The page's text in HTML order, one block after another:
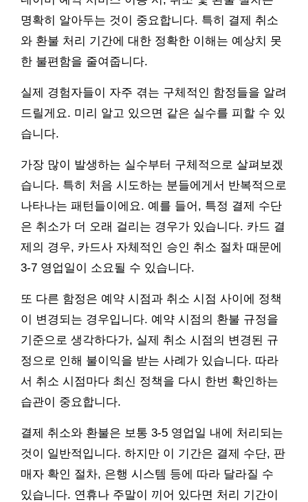
명확히 알아두는 것이 중요합니다. 특히 결제 취소
와 환불 처리 기간에 대한 정확한 이해는 예상치 못
한 불편함을 줄여줍니다.
실제 경험자들이 자주 겪는 구체적인 함정들을 알려
드릴게요. 미리 알고 있으면 같은 실수를 피할 수 있
습니다.
가장 많이 발생하는 실수부터 구체적으로 살펴보겠
습니다. 특히 처음 시도하는 분들에게서 반복적으로
나타나는 패턴들이에요. 예를 들어, 특정 결제 수단
은 취소가 더 오래 걸리는 경우가 있습니다. 카드 결
제의 경우, 카드사 자체적인 승인 취소 절차 때문에
3-7 영업일이 소요될 수 있습니다.
또 다른 함정은 예약 시점과 취소 시점 사이에 정책
이 변경되는 경우입니다. 예약 시점의 환불 규정을
기준으로 생각하다가, 실제 취소 시점의 변경된 규
정으로 인해 불이익을 받는 사례가 있습니다. 따라
서 취소 시점마다 최신 정책을 다시 한번 확인하는
습관이 중요합니다.
결제 취소와 환불은 보통 3-5 영업일 내에 처리되는
것이 일반적입니다. 하지만 이 기간은 결제 수단, 판
매자 확인 절차, 은행 시스템 등에 따라 달라질 수
있습니다. 연휴나 주말이 끼어 있다면 처리 기간이